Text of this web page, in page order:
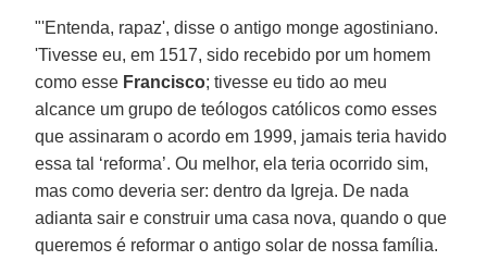
"'Entenda, rapaz', disse o antigo monge agostiniano.
'Tivesse eu, em 1517, sido recebido por um homem
como esse Francisco; tivesse eu tido ao meu
alcance um grupo de teólogos católicos como esses
que assinaram o acordo em 1999, jamais teria havido
essa tal ‘reforma’. Ou melhor, ela teria ocorrido sim,
mas como deveria ser: dentro da Igreja. De nada
adianta sair e construir uma casa nova, quando o que
queremos é reformar o antigo solar de nossa família.